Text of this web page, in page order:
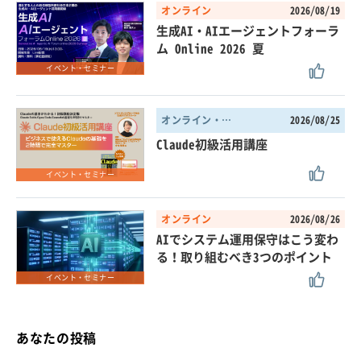
イベント・セミナー
オンライン 2026/08/19
生成AI・AIエージェントフォーラ
ム Online 2026 夏
イベント・セミナー
オンライン・東京都 2026/08/25
Claude初級活用講座
イベント・セミナー
オンライン 2026/08/26
AIでシステム運用保守はこう変わ
る！取り組むべき3つのポイント
あなたの投稿